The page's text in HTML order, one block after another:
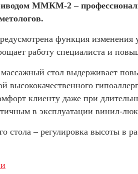
ММКМ-2 –
функция изменения
работу специалиста и
стол выдерживает
клиенту даже при
в эксплуатации винил-
стола – регулировка высоты в